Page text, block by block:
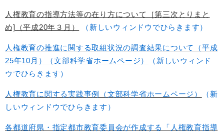
人権教育の指導方法等の在り方について［第三次とりまと
め]（平成20年３月）
（新しいウィンドウでひらきます）
人権教育の推進に関する取組状況の調査結果について（平成
25年10月）（文部科学省ホームページ）
（新しいウィンド
ウでひらきます）
人権教育に関する実践事例（文部科学省ホームページ）
（新
しいウィンドウでひらきます）
各都道府県・指定都市教育委員会が作成する「人権教育指導